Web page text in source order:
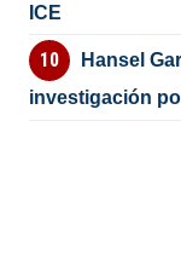
ICE
Hansel
investigación